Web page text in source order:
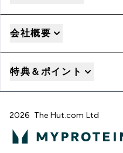
会社概要
特典＆ポイント
2026 The Hut.com Ltd